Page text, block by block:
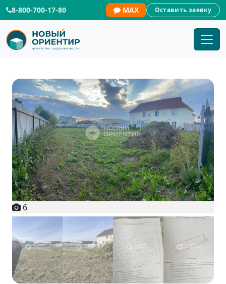
8-800-700-17-80 MAX Оставить заявку
6